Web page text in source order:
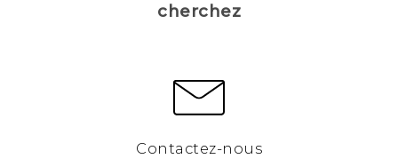
cherchez
Contactez-nous